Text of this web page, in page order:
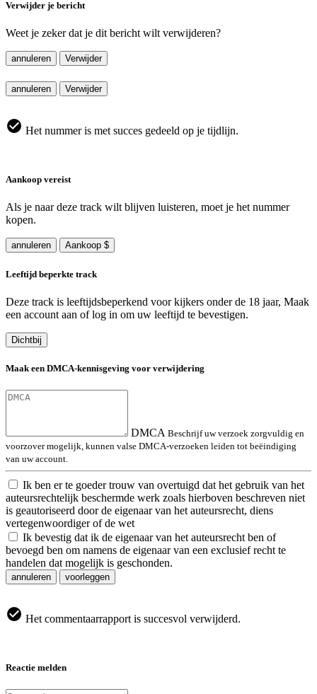
Verwijder je bericht
Weet je zeker dat je dit bericht wilt verwijderen?
annuleren Verwijder
annuleren Verwijder
Het nummer is met succes gedeeld op je tijdlijn.
Aankoop vereist
Als je naar deze track wilt blijven luisteren, moet je het nummer
kopen.
annuleren Aankoop $
Leeftijd beperkte track
Deze track is leeftijdsbeperkend voor kijkers onder de 18 jaar, Maak
een account aan of log in om uw leeftijd te bevestigen.
Dichtbij
Maak een DMCA-kennisgeving voor verwijdering
DMCA Beschrijf uw verzoek zorgvuldig en
voorzover mogelijk, kunnen valse DMCA-verzoeken leiden tot beëindiging
van uw account.
Ik ben er te goeder trouw van overtuigd dat het gebruik van het
auteursrechtelijk beschermde werk zoals hierboven beschreven niet
is geautoriseerd door de eigenaar van het auteursrecht, diens
vertegenwoordiger of de wet
Ik bevestig dat ik de eigenaar van het auteursrecht ben of
bevoegd ben om namens de eigenaar van een exclusief recht te
handelen dat mogelijk is geschonden.
annuleren voorleggen
Het commentaarrapport is succesvol verwijderd.
Reactie melden